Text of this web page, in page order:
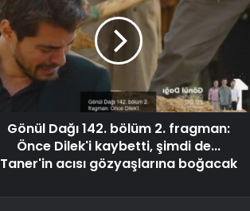
Gönül Dağı 142. bölüm 2. fragman:
Önce Dilek'i kaybetti, şimdi de...
Taner'in acısı gözyaşlarına boğacak